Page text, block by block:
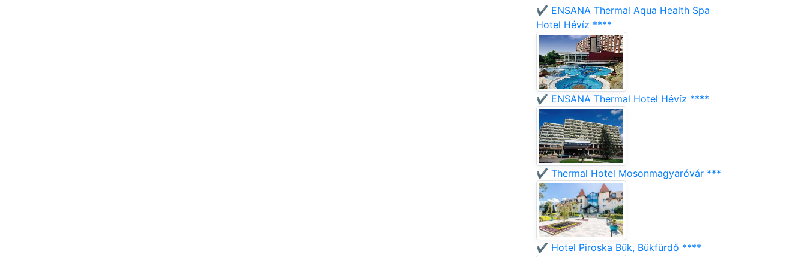
✔️ ENSANA Thermal Aqua Health Spa
Hotel Hévíz ****
✔️ ENSANA Thermal Hotel Hévíz ****
✔️ Thermal Hotel Mosonmagyaróvár ***
✔️ Hotel Piroska Bük, Bükfürdő ****